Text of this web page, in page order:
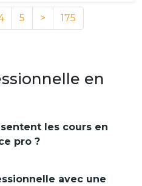
5 > 175
en
pro ?